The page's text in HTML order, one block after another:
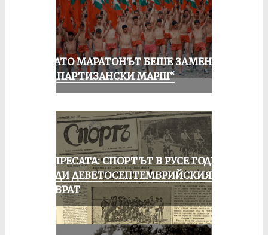
КОГАТО МАРАТОНЪТ БЕШЕ ЗАМЕНЕН
ОТ „ПАРТИЗАНСКИ МАРШ“
ОТ ПРЕСАТА: СПОРТЪТ В РУСЕ ГОДИНА
ПРЕДИ ДЕВЕТОСЕПТЕМВРИЙСКИЯ
ПРЕВРАТ